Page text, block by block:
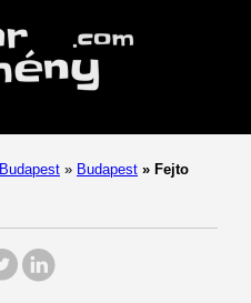
Budapest » Budapest » Fejto